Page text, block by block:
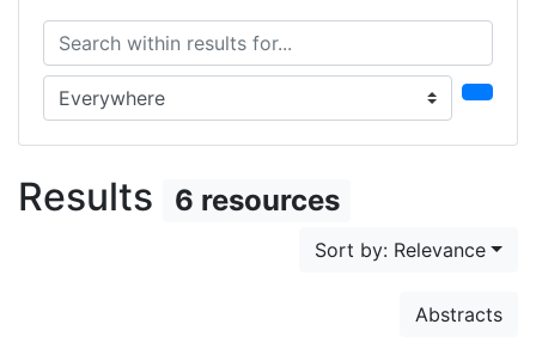
Search within results for...
Search in...
Results 6 resources
Sort by: Relevance
Abstracts